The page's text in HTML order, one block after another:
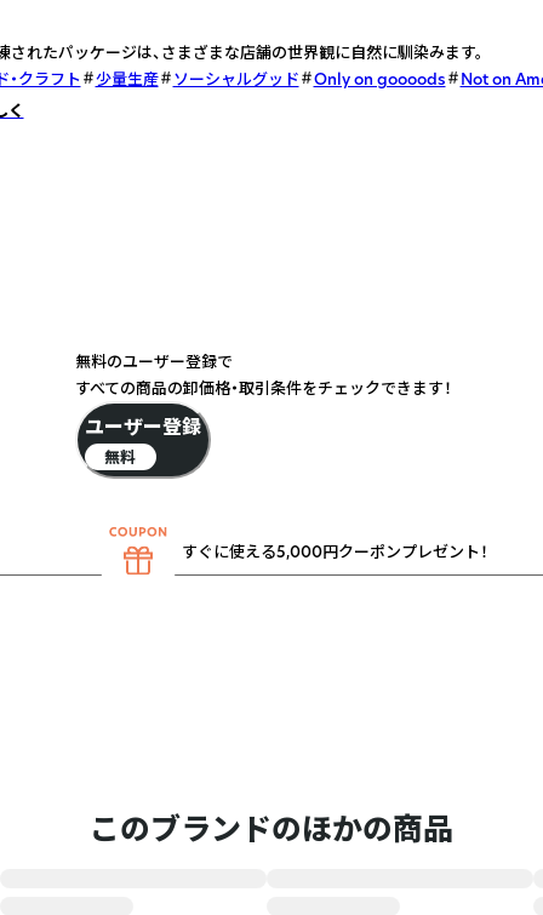
されたパッケージは、さまざまな店舗の世界観に自然に馴染みます。
クラフト
少量生産 ソーシャルグッド Only on goooods
Not on
く
このブランドのほかの商品
無料のユーザー登録で
すべての商品の卸価格・取引条件をチェックできます！
ユーザー登録
無料
すぐに使える5,000円クーポンプレゼント！